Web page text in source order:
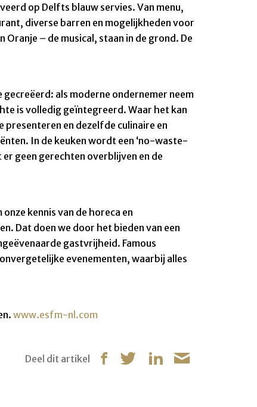
op Delfts blauw servies. Van menu,
diverse barren en mogelijkheden voor
– de musical, staan in de grond. De
als moderne ondernemer neem
is volledig geïntegreerd. Waar het kan
en dezelfde culinaire en
In de keuken wordt een ‘no-waste-
geen gerechten overblijven en de
kennis van de horeca en
Dat doen we door het bieden van een
gastvrijheid. Famous
evenementen, waarbij alles
www.esfm-nl.com
Deel dit artikel